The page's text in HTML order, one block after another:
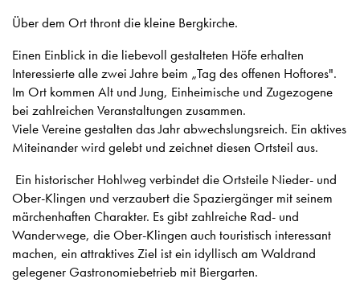
Über dem Ort thront die kleine Bergkirche.
Einen Einblick in die liebevoll gestalteten Höfe erhalten
Interessierte alle zwei Jahre beim „Tag des offenen Hoftores".
Im Ort kommen Alt und Jung, Einheimische und Zugezogene
bei zahlreichen Veranstaltungen zusammen.
Viele Vereine gestalten das Jahr abwechslungsreich. Ein aktives
Miteinander wird gelebt und zeichnet diesen Ortsteil aus.
Ein historischer Hohlweg verbindet die Ortsteile Nieder- und
Ober-Klingen und verzaubert die Spaziergänger mit seinem
märchenhaften Charakter. Es gibt zahlreiche Rad- und
Wanderwege, die Ober-Klingen auch touristisch interessant
machen, ein attraktives Ziel ist ein idyllisch am Waldrand
gelegener Gastronomiebetrieb mit Biergarten.